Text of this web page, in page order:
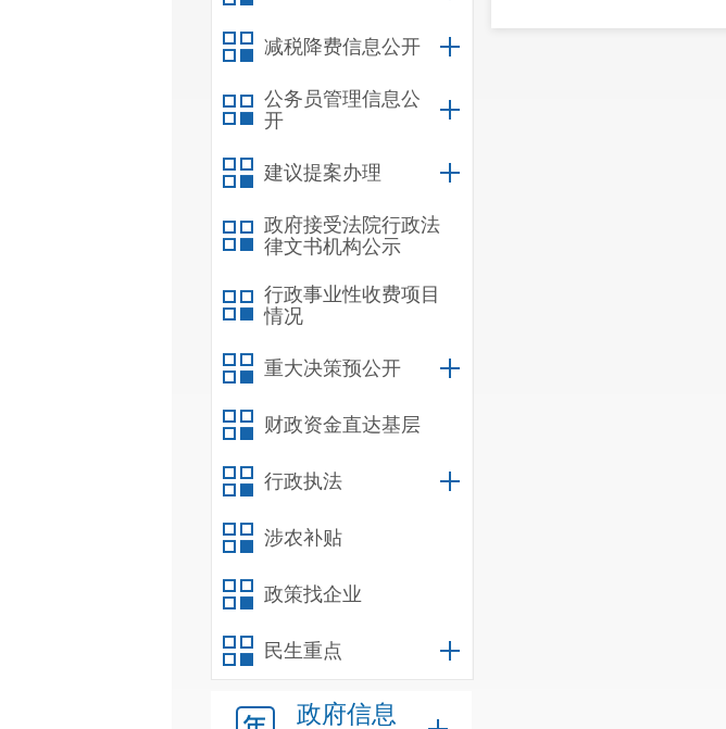
减税降费信息公开
公务员管理信息公
开
建议提案办理
政府接受法院行政法
律文书机构公示
行政事业性收费项目
情况
重大决策预公开
财政资金直达基层
行政执法
涉农补贴
政策找企业
民生重点
政府信息